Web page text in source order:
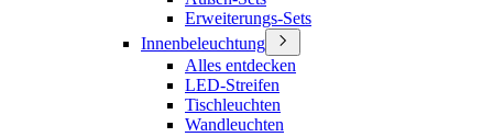
Erweiterungs-Sets
Innenbeleuchtung
Alles entdecken
LED-Streifen
Tischleuchten
Wandleuchten